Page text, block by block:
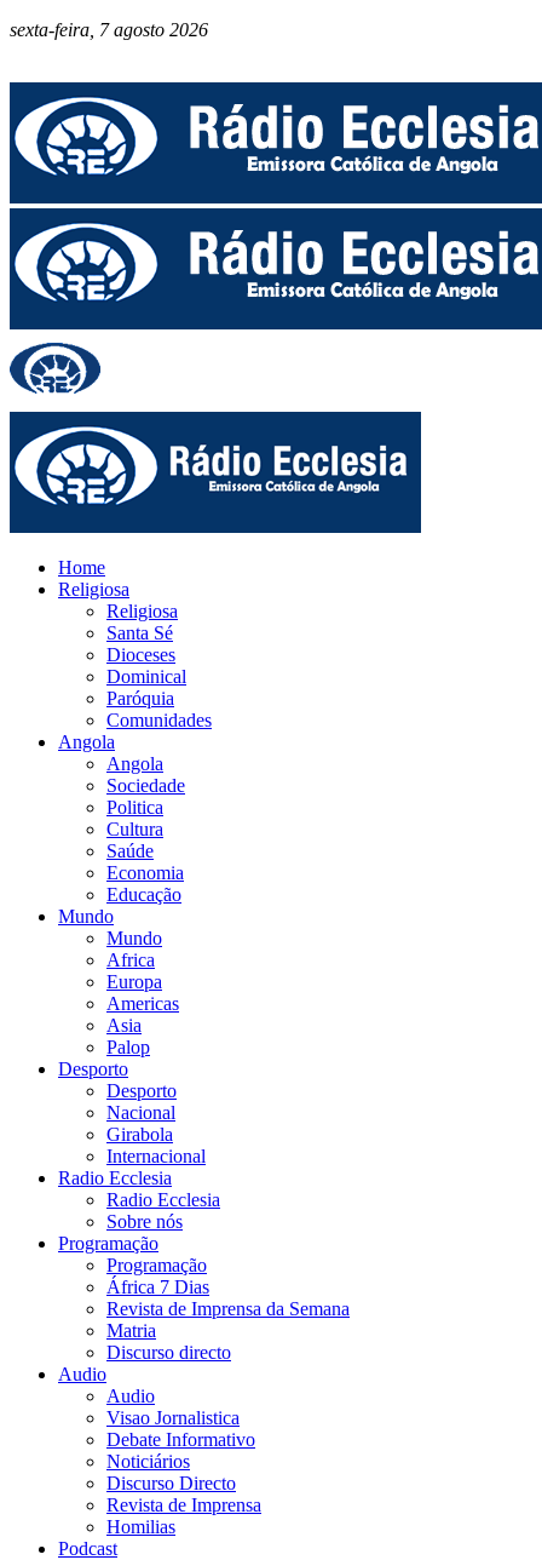
sexta-feira, 7 agosto 2026
Home
Religiosa
Religiosa
Santa Sé
Dioceses
Dominical
Paróquia
Comunidades
Angola
Angola
Sociedade
Politica
Cultura
Saúde
Economia
Educação
Mundo
Mundo
Africa
Europa
Americas
Asia
Palop
Desporto
Desporto
Nacional
Girabola
Internacional
Radio Ecclesia
Radio Ecclesia
Sobre nós
Programação
Programação
África 7 Dias
Revista de Imprensa da Semana
Matria
Discurso directo
Audio
Audio
Visao Jornalistica
Debate Informativo
Noticiários
Discurso Directo
Revista de Imprensa
Homilias
Podcast